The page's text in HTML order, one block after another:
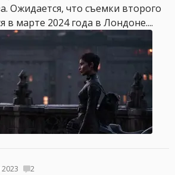
Ожидается, что съемки второго
в марте 2024 года в Лондоне....
2